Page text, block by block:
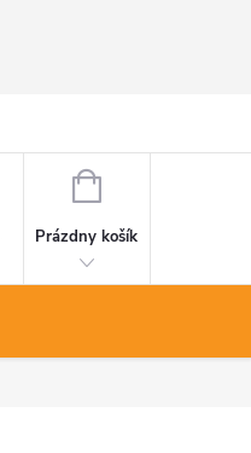
NÁKUPNÝ
Prázdny košík